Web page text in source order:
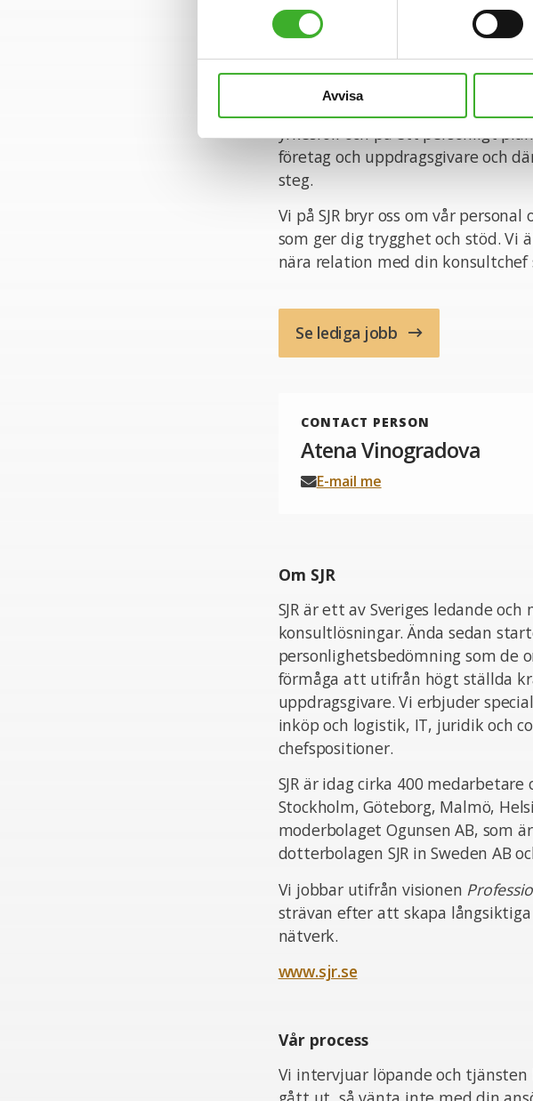
Avvisa
Att arbeta som konsult hos SJR
med kompetens att ge dig
yrkesroll och på ett personligt
företag och uppdragsgivare och
steg.
Vi på SJR bryr oss om vår
som ger dig trygghet och stöd. Vi
nära relation med din
Se lediga jobb
CONTACT PERSON
Atena Vinogradova
E-mail me
Om SJR
SJR är ett av Sveriges ledande
konsultlösningar. Ända sedan
personlighetsbedömning som de
förmåga att utifrån högt ställda
uppdragsgivare. Vi erbjuder
inköp och logistik, IT, juridik och
chefspositioner.
SJR är idag cirka 400
Stockholm, Göteborg, Malmö,
moderbolaget Ogunsen AB, som
dotterbolagen SJR in Sweden AB
Vi jobbar utifrån visionen
strävan efter att skapa
nätverk.
www.sjr.se
Vår process
Vi intervjuar löpande och